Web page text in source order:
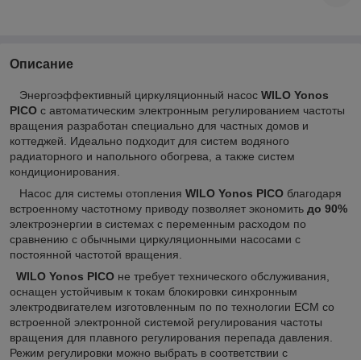
Описание
Энергоэффективный циркуляционный насос WILO Yonos
PICO с автоматическим электронным регулированием частоты
вращения разработан специально для частных домов и
коттеджей. Идеально подходит для систем водяного
радиаторного и напольного обогрева, а также систем
кондиционирования.
Насос для системы отопления WILO Yonos PICO благодаря
встроенному частотному приводу позволяет экономить до 90%
электроэнергии в системах с переменным расходом по
сравнению с обычными циркуляционными насосами с
постоянной частотой вращения.
WILO Yonos PICO не требует технического обслуживания,
оснащен устойчивым к токам блокировки синхронным
электродвигателем изготовленным по по технологии ECM со
встроенной электронной системой регулирования частоты
вращения для плавного регулирования перепада давления.
Режим регулировки можно выбрать в соответствии с